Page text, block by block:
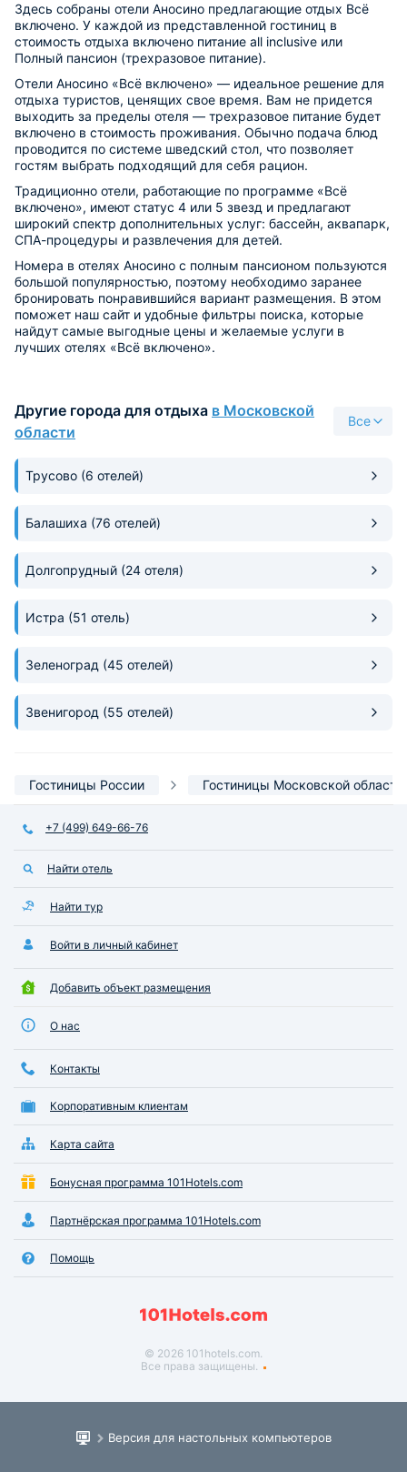
Здесь собраны отели Аносино предлагающие отдых Всё
включено. У каждой из представленной гостиниц в
стоимость отдыха включено питание all inclusive или
Полный пансион (трехразовое питание).
Отели Аносино «Всё включено» — идеальное решение для
отдыха туристов, ценящих свое время. Вам не придется
выходить за пределы отеля — трехразовое питание будет
включено в стоимость проживания. Обычно подача блюд
проводится по системе шведский стол, что позволяет
гостям выбрать подходящий для себя рацион.
Традиционно отели, работающие по программе «Всё
включено», имеют статус 4 или 5 звезд и предлагают
широкий спектр дополнительных услуг: бассейн, аквапарк,
СПА-процедуры и развлечения для детей.
Номера в отелях Аносино с полным пансионом пользуются
большой популярностью, поэтому необходимо заранее
бронировать понравившийся вариант размещения. В этом
поможет наш сайт и удобные фильтры поиска, которые
найдут самые выгодные цены и желаемые услуги в
лучших отелях «Всё включено».
Другие города для отдыха в Московской
области
Все
Трусово (6 отелей)
Балашиха (76 отелей)
Долгопрудный (24 отеля)
Истра (51 отель)
Зеленоград (45 отелей)
Звенигород (55 отелей)
Гостиницы России Гостиницы Московской области
+7 (499) 649-66-76
Найти отель
Найти тур
Войти в личный кабинет
Добавить объект размещения
О нас
Контакты
Корпоративным клиентам
Карта сайта
Бонусная программа 101Hotels.com
Партнёрская программа 101Hotels.com
Помощь
© 2026 101hotels.com.
Все права защищены.
Версия для настольных компьютеров